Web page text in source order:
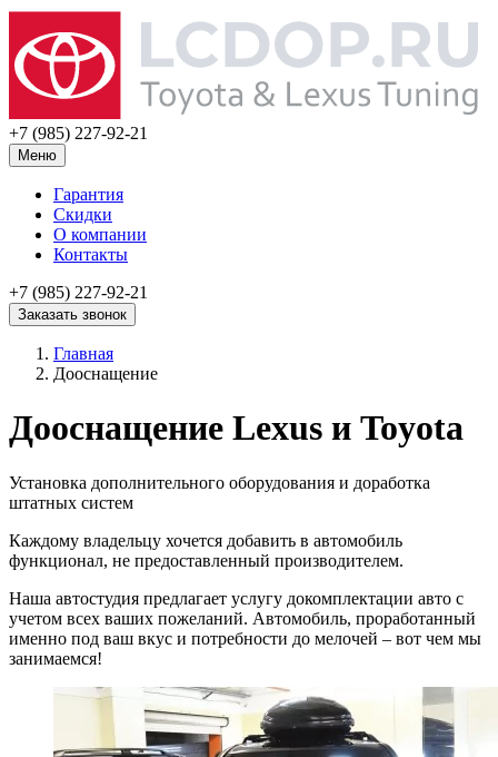
+7 (985) 227-92-21
Меню
Гарантия
Скидки
О компании
Контакты
+7 (985) 227-92-21
Заказать звонок
Главная
Дооснащение
Дооснащение Lexus и Toyota
Установка дополнительного оборудования и доработка
штатных систем
Каждому владельцу хочется добавить в автомобиль
функционал, не предоставленный производителем.
Наша автостудия предлагает услугу докомплектации авто с
учетом всех ваших пожеланий. Автомобиль, проработанный
именно под ваш вкус и потребности до мелочей – вот чем мы
занимаемся!